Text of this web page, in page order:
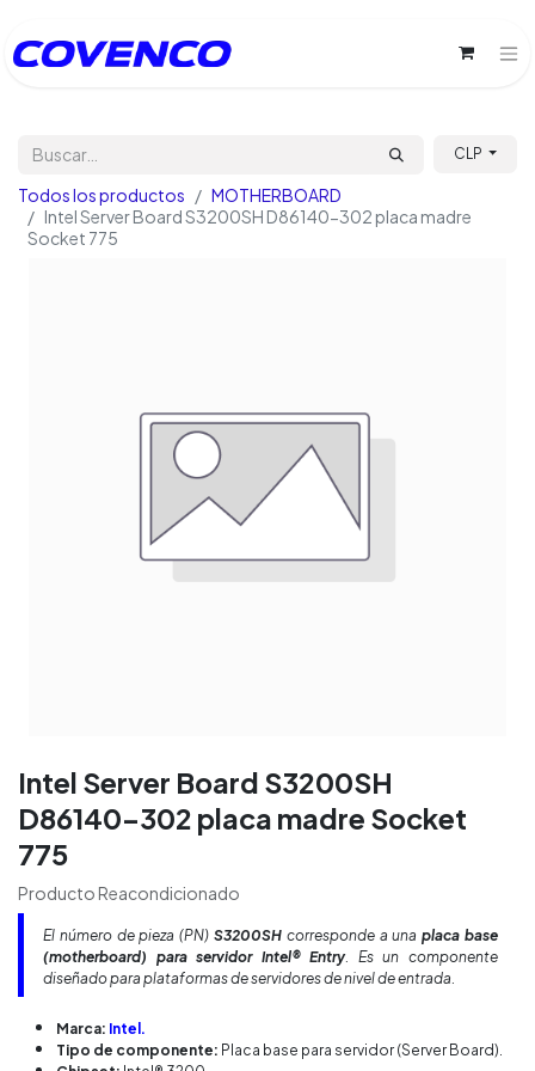
CLP
Todos los productos
MOTHERBOARD
Intel Server Board S3200SH D86140-302 placa madre
Socket 775
Intel Server Board S3200SH
D86140-302 placa madre Socket
775
Producto Reacondicionado
El número de pieza (PN) S3200SH corresponde a unaplaca base
(motherboard) para servidor Intel® Entry. Es un componente
diseñado para plataformas de servidores de nivel de entrada.
Marca: Intel.
Tipo de componente: Placa base para servidor (Server Board).